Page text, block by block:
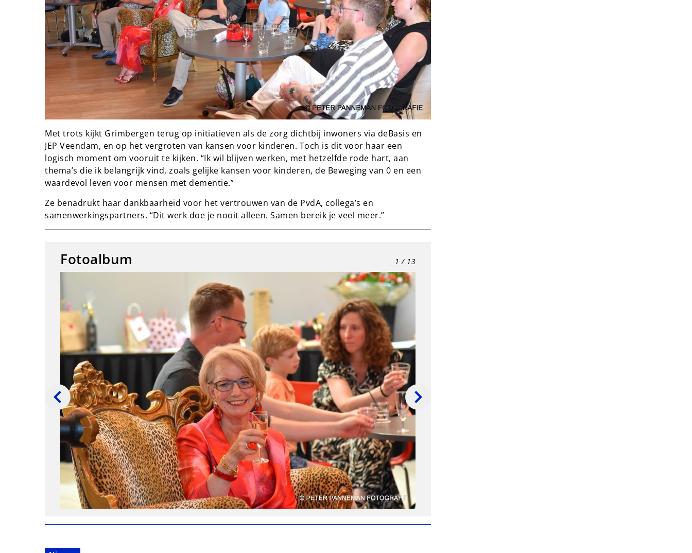
Met trots kijkt Grimbergen terug op initiatieven als de zorg dichtbij inwoners via deBasis en
JEP Veendam, en op het vergroten van kansen voor kinderen. Toch is dit voor haar een
logisch moment om vooruit te kijken. “Ik wil blijven werken, met hetzelfde rode hart, aan
thema’s die ik belangrijk vind, zoals gelijke kansen voor kinderen, de Beweging van 0 en een
waardevol leven voor mensen met dementie.”
Ze benadrukt haar dankbaarheid voor het vertrouwen van de PvdA, collega’s en
samenwerkingspartners. “Dit werk doe je nooit alleen. Samen bereik je veel meer.”
Fotoalbum 1 / 13